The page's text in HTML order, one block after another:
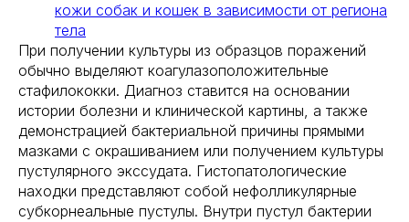
кожи собак и кошек в зависимости от региона
тела
При получении культуры из образцов поражений
обычно выделяют коагулазоположительные
стафилококки. Диагноз ставится на основании
истории болезни и клинической картины, а также
демонстрацией бактериальной причины прямыми
мазками с окрашиванием или получением культуры
пустулярного экссудата. Гистопатологические
находки представляют собой нефолликулярные
субкорнеальные пустулы. Внутри пустул бактерии